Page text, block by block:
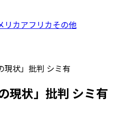
リカアフリカその他
現状」批判 シミ有
現状」批判 シミ有